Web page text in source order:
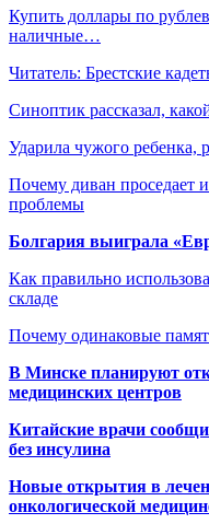
Купить доллары по
наличные…
Читатель: Брестские
Синоптик рассказал,
Ударила чужого ребенка,
Почему диван проседает
проблемы
Болгария выиграла
Как правильно
складе
Почему одинаковые
В Минске планируют
медицинских центров
Китайские врачи
без инсулина
Новые открытия в
онкологической